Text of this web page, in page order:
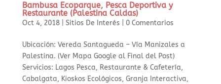
Bambusa Ecoparque, Pesca Deportiva y
Restaurante (Palestina Caldas)
Oct 4, 2018| Sitios De Interés 0 Comentarios
Ubicación: Vereda Santagueda – Vía Manizales a
Palestina. (Ver Mapa Google al Final del Post)
Servicios: Lagos Pesca, Restaurante & Cafetería,
Cabalgata, Kioskos Ecológicos, Granja Interactiva,